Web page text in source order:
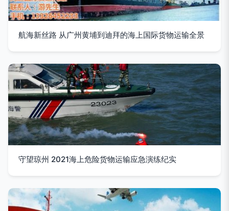
航海新丝路 从广州黄埔到迪拜的海上国际货物运输全景
守望琼州 2021海上危险货物运输应急演练纪实